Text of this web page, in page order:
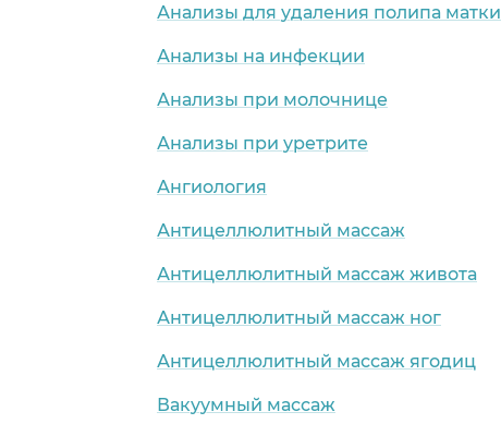
Анализы для удаления полипа матки
Анализы на инфекции
Анализы при молочнице
Анализы при уретрите
Ангиология
Антицеллюлитный массаж
Антицеллюлитный массаж живота
Антицеллюлитный массаж ног
Антицеллюлитный массаж ягодиц
Вакуумный массаж